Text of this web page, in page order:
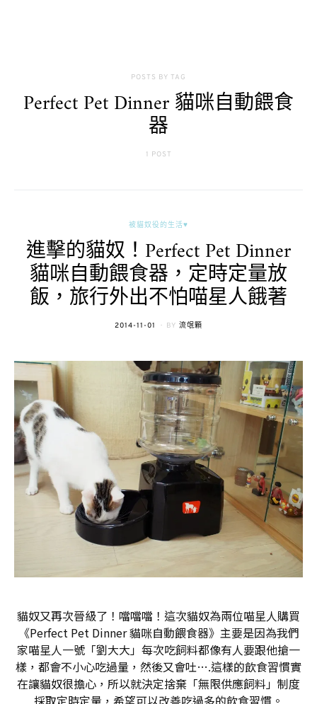
POSTS BY TAG
Perfect Pet Dinner 貓咪自動餵食
器
1 POST
被貓奴役的生活♥
進擊的貓奴！Perfect Pet Dinner
貓咪自動餵食器，定時定量放
飯，旅行外出不怕喵星人餓著
POSTED
2014-11-01 BY 流氓顆
貓奴又再次晉級了！噹噹噹！這次貓奴為兩位喵星人購買
《Perfect Pet Dinner 貓咪自動餵食器》主要是因為我們
家喵星人一號「劉大大」每次吃飼料都像有人要跟他搶一
樣，都會不小心吃過量，然後又會吐….這樣的飲食習慣實
在讓貓奴很擔心，所以就決定捨棄「無限供應飼料」制度
採取定時定量，希望可以改善吃過多的飲食習慣。